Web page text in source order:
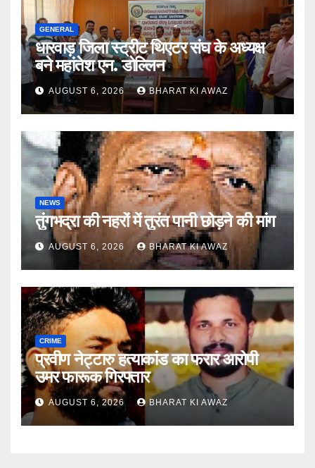
GENERAL
धारवाड़ जिला स्ट्रीट थिएटर संघ के अध्यक्ष
बने महांतेश एन. डोल्लिन
AUGUST 6, 2026 BHARAT KI AWAZ
NEWS
तुंगभद्रा की नहरों में तुरंत पानी छोड़ने की मांग
AUGUST 6, 2026 BHARAT KI AWAZ
CRIME
प्रवीण नेट्टारु हत्याकांड का फरार आरोपी
उमर फारूक गिरफ्तार
AUGUST 6, 2026 BHARAT KI AWAZ